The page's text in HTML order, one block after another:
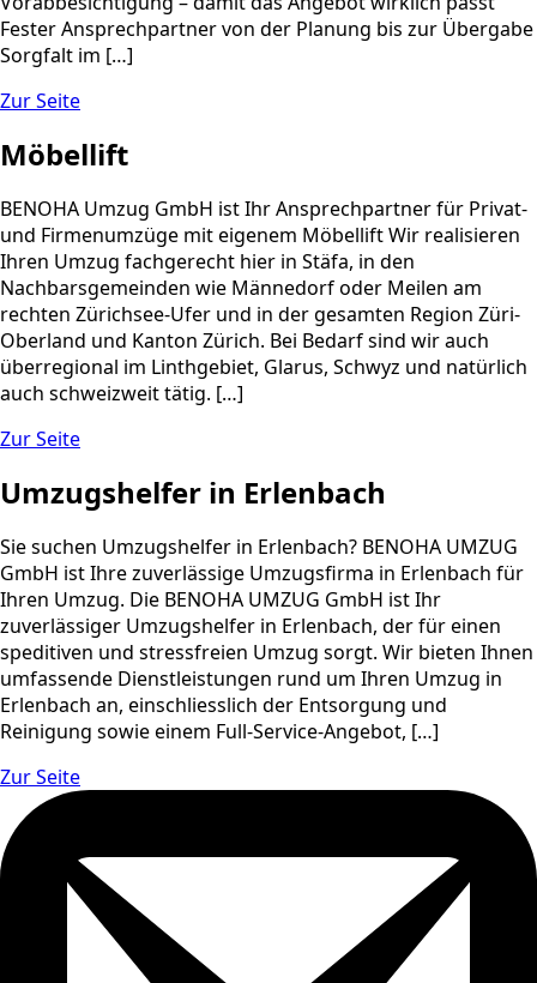
Fester Ansprechpartner von der Planung bis zur Übergabe
Sorgfalt im […]
Zur Seite
Möbellift
BENOHA Umzug GmbH ist Ihr Ansprechpartner für Privat-
und Firmenumzüge mit eigenem Möbellift Wir realisieren
Ihren Umzug fachgerecht hier in Stäfa, in den
Nachbarsgemeinden wie Männedorf oder Meilen am
rechten Zürichsee-Ufer und in der gesamten Region Züri-
Oberland und Kanton Zürich. Bei Bedarf sind wir auch
überregional im Linthgebiet, Glarus, Schwyz und natürlich
auch schweizweit tätig. […]
Zur Seite
Umzugshelfer in Erlenbach
Sie suchen Umzugshelfer in Erlenbach? BENOHA UMZUG
GmbH ist Ihre zuverlässige Umzugsfirma in Erlenbach für
Ihren Umzug. Die BENOHA UMZUG GmbH ist Ihr
zuverlässiger Umzugshelfer in Erlenbach, der für einen
speditiven und stressfreien Umzug sorgt. Wir bieten Ihnen
umfassende Dienstleistungen rund um Ihren Umzug in
Erlenbach an, einschliesslich der Entsorgung und
Reinigung sowie einem Full-Service-Angebot, […]
Zur Seite